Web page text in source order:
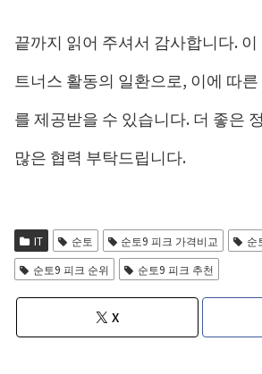
끝까지 읽어 주셔서 감사합니다.
트너스 활동의 일환으로, 이에 따
를 제공받을 수 있습니다. 더 좋은
많은 협력 부탁드립니다.
IT 순토 순토9 피크 가격비교
순
순토9 피크 순위
순토9 피크 추천
X